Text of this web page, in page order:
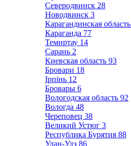
Северодвинск 28
Новодвинск 3
Карагандинская область
Караганда 77
Темиртау 14
Сарань 2
Киевская область 93
Бровари 18
Ірпінь 12
Бровары 6
Вологодская область 92
Вологда 48
Череповец 38
Великий Устюг 3
Республика Бурятия 88
Улан-Удэ 86